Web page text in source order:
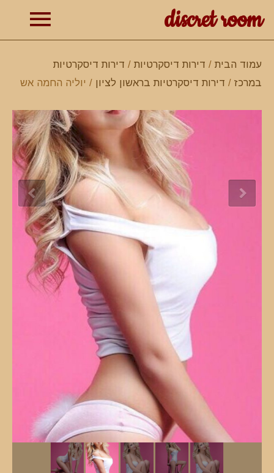
discret room
עמוד הבית / דירות דיסקרטיות / דירות דיסקרטיות
במרכז / דירות דיסקרטיות בראשון לציון / יוליה החמה אש